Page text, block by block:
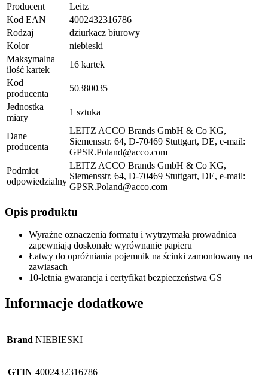
Producent
Leitz
Kod EAN
4002432316786
Rodzaj
dziurkacz biurowy
Kolor
niebieski
Maksymalna
ilość kartek
16 kartek
Kod
producenta
50380035
Jednostka
miary
1 sztuka
Dane
producenta
LEITZ ACCO Brands GmbH & Co KG,
Siemensstr. 64, D-70469 Stuttgart, DE, e-mail:
GPSR.Poland@acco.com
Podmiot
odpowiedzialny
LEITZ ACCO Brands GmbH & Co KG,
Siemensstr. 64, D-70469 Stuttgart, DE, e-mail:
GPSR.Poland@acco.com
Opis produktu
Wyraźne oznaczenia formatu i wytrzymała prowadnica
zapewniają doskonałe wyrównanie papieru
Łatwy do opróżniania pojemnik na ścinki zamontowany na
zawiasach
10-letnia gwarancja i certyfikat bezpieczeństwa GS
Informacje dodatkowe
Brand NIEBIESKI
GTIN 4002432316786